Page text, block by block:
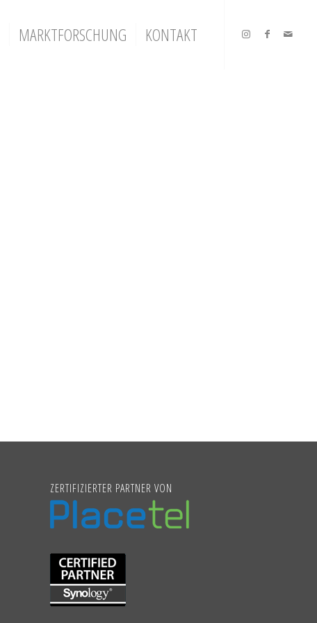
MARKTFORSCHUNG KONTAKT
ZERTIFIZIERTER PARTNER VON